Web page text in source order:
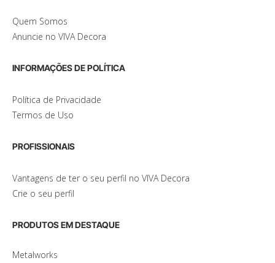
Quem Somos
Anuncie no VIVA Decora
INFORMAÇÕES DE POLÍTICA
Política de Privacidade
Termos de Uso
PROFISSIONAIS
Vantagens de ter o seu perfil no VIVA Decora
Crie o seu perfil
PRODUTOS EM DESTAQUE
Metalworks